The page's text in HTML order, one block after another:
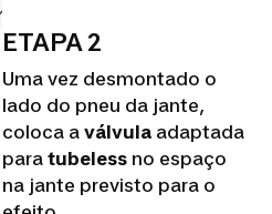
ETAPA 2
Uma vez desmontado o
lado do pneu da jante,
coloca a válvulaadaptada
para tubelessno espaço
na jante previsto para o